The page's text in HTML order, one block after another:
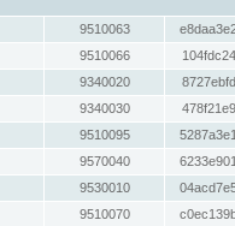
9510063
9510066
9340020
9340030
9510095
9570040
9530010
9510070